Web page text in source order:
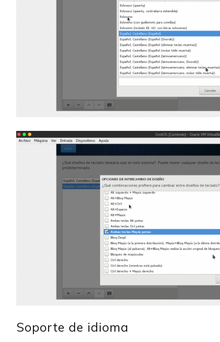
Soporte de idioma